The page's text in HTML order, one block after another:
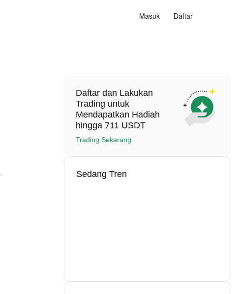
Masuk Daftar
Daftar dan Lakukan
Trading untuk
Mendapatkan Hadiah
hingga 711 USDT
Trading Sekarang
Sedang Tren